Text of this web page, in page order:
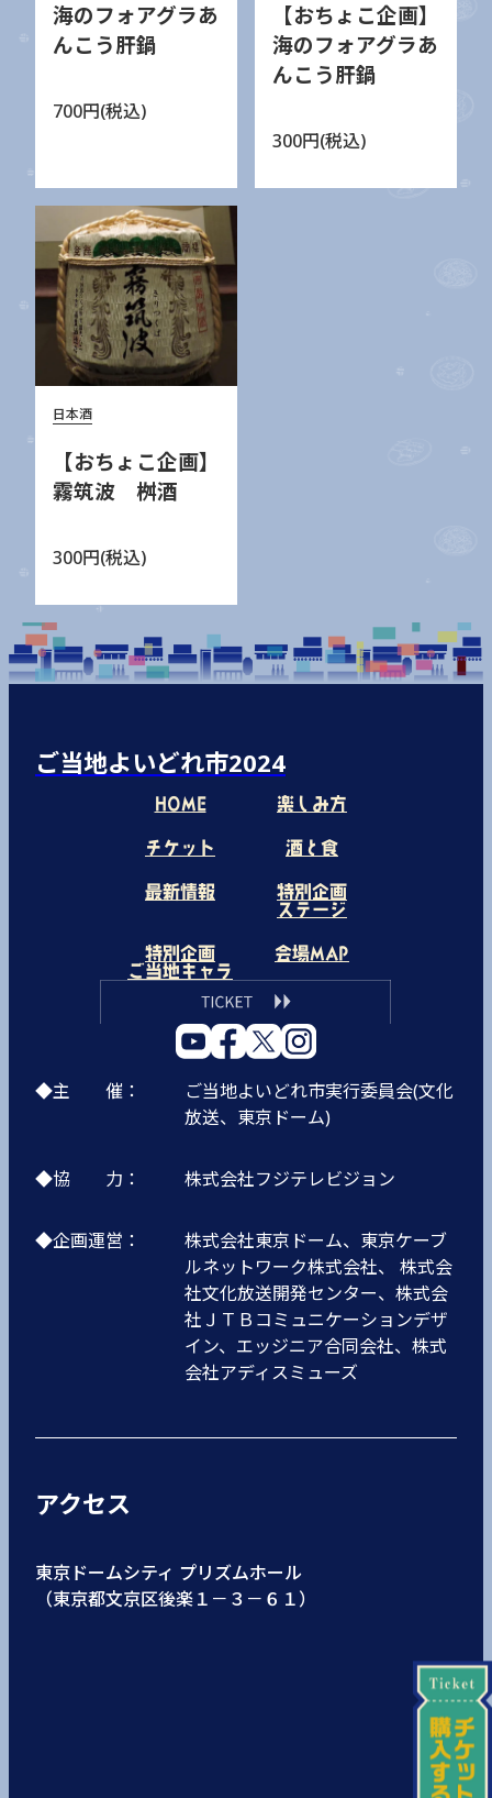
海のフォアグラあ
んこう肝鍋
700円(税込)
【おちょこ企画】
海のフォアグラあ
んこう肝鍋
300円(税込)
日本酒
【おちょこ企画】
霧筑波 桝酒
300円(税込)
ご当地よいどれ市2024
HOME 楽しみ方
チケット 酒と食
最新情報
特別企画
ステージ
特別企画
ご当地キャラ
会場MAP
◆主 催：
ご当地よいどれ市実行委員会(文化
放送、東京ドーム)
◆協 力： 株式会社フジテレビジョン
◆企画運営：
株式会社東京ドーム、東京ケーブ
ルネットワーク株式会社、 株式会
社文化放送開発センター、株式会
社ＪＴＢコミュニケーションデザ
イン、エッジニア合同会社、株式
会社アディスミューズ
アクセス
東京ドームシティ プリズムホール
（東京都文京区後楽１－３－６１）